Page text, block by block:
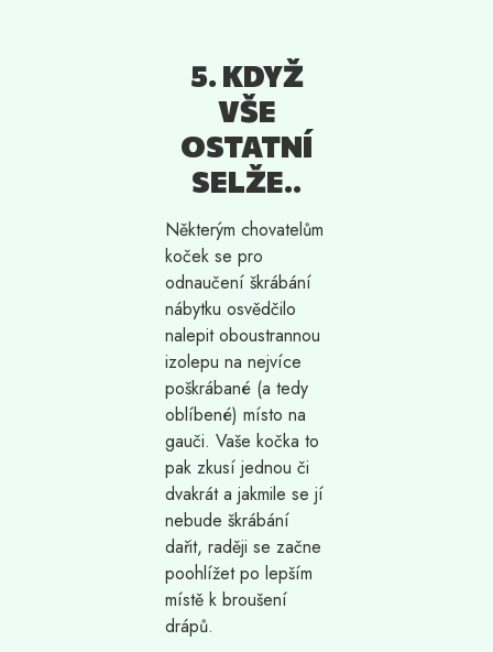
5. KDYŽ
VŠE
OSTATNÍ
SELŽE..
Některým chovatelům
koček se pro
odnaučení škrábání
nábytku osvědčilo
nalepit oboustrannou
izolepu na nejvíce
poškrábané (a tedy
oblíbené) místo na
gauči. Vaše kočka to
pak zkusí jednou či
dvakrát a jakmile se jí
nebude škrábání
dařit, raději se začne
poohlížet po lepším
místě k broušení
drápů.